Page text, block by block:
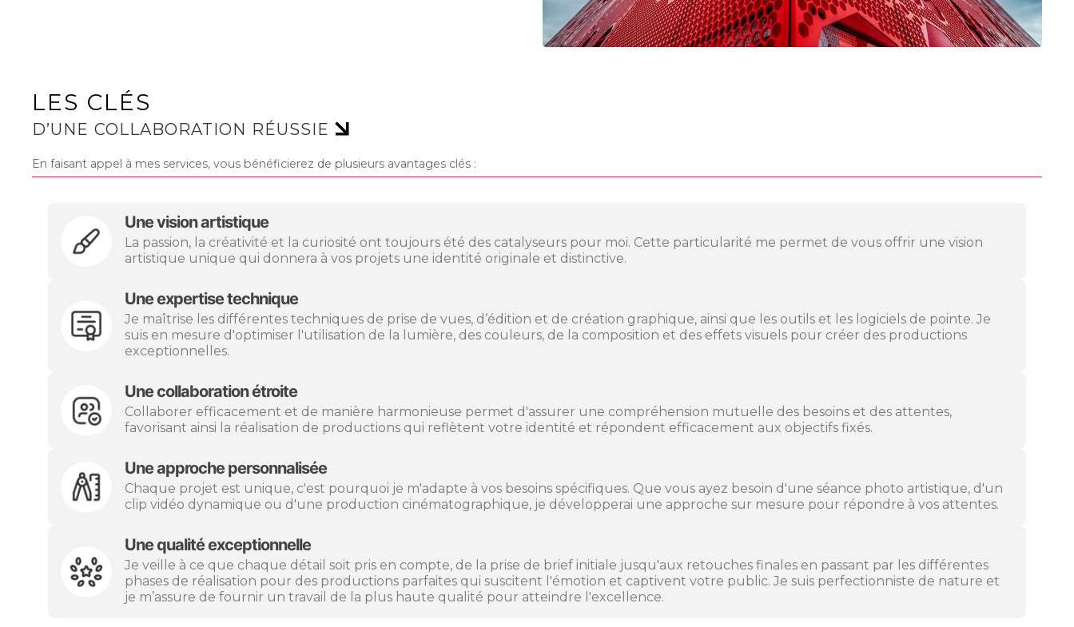
LES CLÉS
D’UNE COLLABORATION RÉUSSIE
En faisant appel à mes services, vous bénéficierez de plusieurs avantages clés :
Une vision artistique
La passion, la créativité et la curiosité ont toujours été des catalyseurs pour moi. Cette particularité me permet de vous offrir une vision
artistique unique qui donnera à vos projets une identité originale et distinctive.
Une expertise technique
Je maîtrise les différentes techniques de prise de vues, d’édition et de création graphique, ainsi que les outils et les logiciels de pointe. Je
suis en mesure d'optimiser l'utilisation de la lumière, des couleurs, de la composition et des effets visuels pour créer des productions
exceptionnelles.
Une collaboration étroite
Collaborer efficacement et de manière harmonieuse permet d'assurer une compréhension mutuelle des besoins et des attentes,
favorisant ainsi la réalisation de productions qui reflètent votre identité et répondent efficacement aux objectifs fixés.
Une approche personnalisée
Chaque projet est unique, c'est pourquoi je m'adapte à vos besoins spécifiques. Que vous ayez besoin d'une séance photo artistique, d'un
clip vidéo dynamique ou d'une production cinématographique, je développerai une approche sur mesure pour répondre à vos attentes.
Une qualité exceptionnelle
Je veille à ce que chaque détail soit pris en compte, de la prise de brief initiale jusqu'aux retouches finales en passant par les différentes
phases de réalisation pour des productions parfaites qui suscitent l'émotion et captivent votre public. Je suis perfectionniste de nature et
je m’assure de fournir un travail de la plus haute qualité pour atteindre l'excellence.